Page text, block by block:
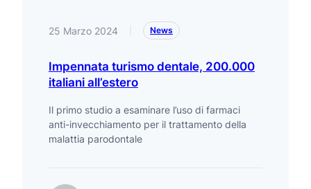
25 Marzo 2024 News
Impennata turismo dentale, 200.000
italiani all’estero
Il primo studio a esaminare l’uso di farmaci
anti-invecchiamento per il trattamento della
malattia parodontale